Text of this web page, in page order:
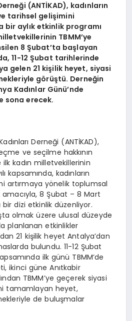
ği (ANTİKAD), kadınların
tarihsel gelişimini
bir aylık etkinlik programı
TBMM’ye
8 Şubat’ta başlayan
11-12 Şubat tarihlerinde
gelen 21 kişilik heyet, siyasi
görüştü. Derneğin
Kadınlar Günü’nde
sona erecek.
Derneği (ANTİKAD),
ve seçilme hakkının
ilk kadın milletvekillerinin
kapsamında, kadınların
artırmaya yönelik toplumsal
amacıyla, 8 Şubat – 8 Mart
bir dizi etkinlik düzenliyor.
olmak üzere ulusal düzeyde
planlanan etkinlikler
21 kişilik heyet Antalya’dan
bulundu. 11-12 Şubat
ilk günü TBMM’de
ikinci güne Anıtkabir
TBMM’ye geçerek siyasi
tamamlayan heyet,
de buluşmalar